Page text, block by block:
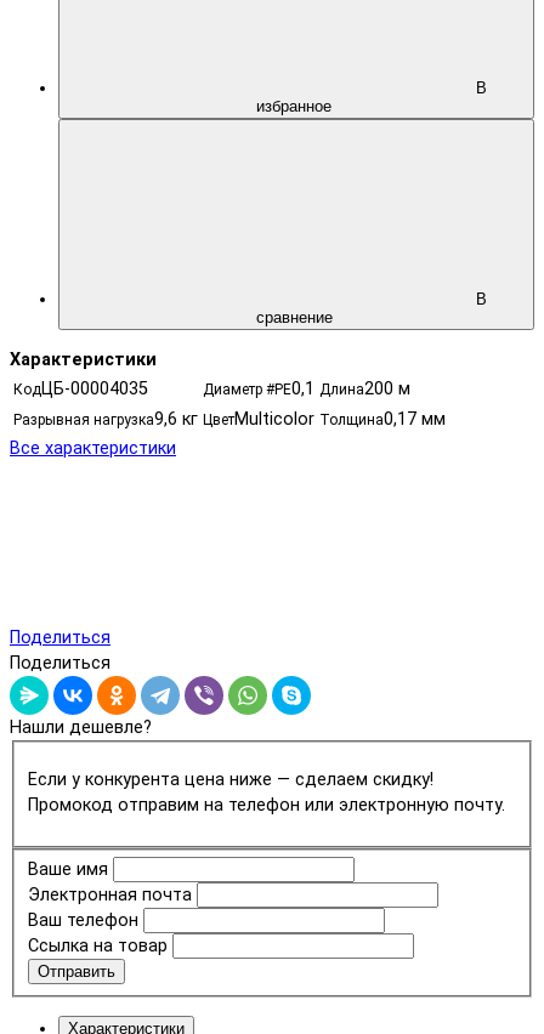
В
избранное
В
сравнение
Характеристики
КодЦБ-00004035 Диаметр #PE0,1 Длина200 м
Разрывная нагрузка9,6 кг ЦветMulticolor Толщина0,17 мм
Все характеристики
Поделиться
Поделиться
Нашли дешевле?
Если у конкурента цена ниже — сделаем скидку!
Промокод отправим на телефон или электронную почту.
Ваше имя
Электронная почта
Ваш телефон
Ссылка на товар
Отправить
Характеристики